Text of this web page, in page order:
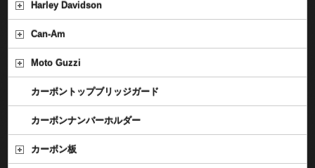
Harley Davidson
Can-Am
Moto Guzzi
カーボントップブリッジガード
カーボンナンバーホルダー
カーボン板